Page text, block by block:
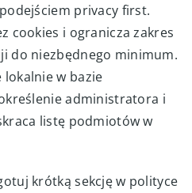
privacy first.
cookies i ogranicza zakres
do niezbędnego minimum.
lokalnie w bazie
administratora i
listę podmiotów w
krótką sekcję w polityce